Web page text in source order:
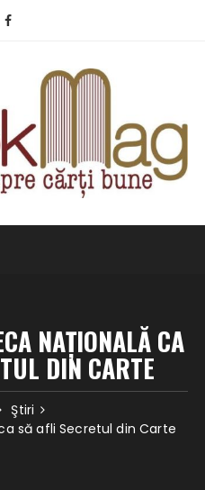
NAŢIONALĂ CA
DIN CARTE
Ştiri
să afli Secretul din Carte